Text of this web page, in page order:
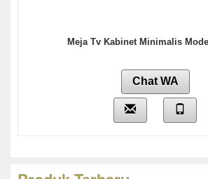
Meja Tv Kabinet Minimalis
Chat WA